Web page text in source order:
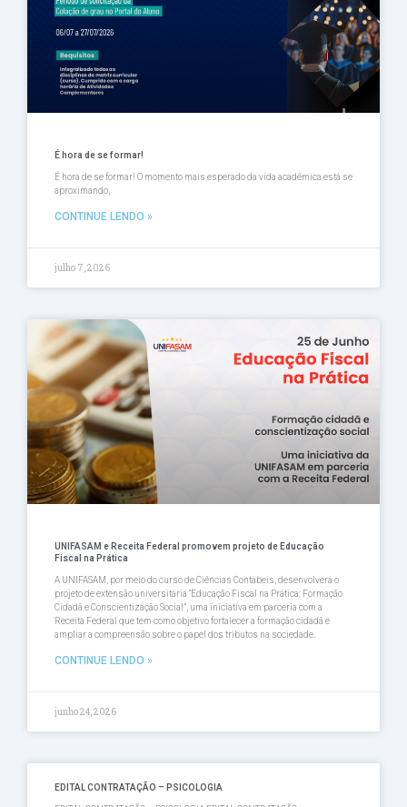
É hora de se formar!
É hora de se formar! O momento mais esperado da vida acadêmica está se
aproximando,
CONTINUE LENDO »
julho 7, 2026
UNIFASAM e Receita Federal promovem projeto de Educação
Fiscal na Prática
A UNIFASAM, por meio do curso de Ciências Contábeis, desenvolverá o
projeto de extensão universitária “Educação Fiscal na Prática: Formação
Cidadã e Conscientização Social”, uma iniciativa em parceria com a
Receita Federal que tem como objetivo fortalecer a formação cidadã e
ampliar a compreensão sobre o papel dos tributos na sociedade.
CONTINUE LENDO »
junho 24, 2026
EDITAL CONTRATAÇÃO – PSICOLOGIA